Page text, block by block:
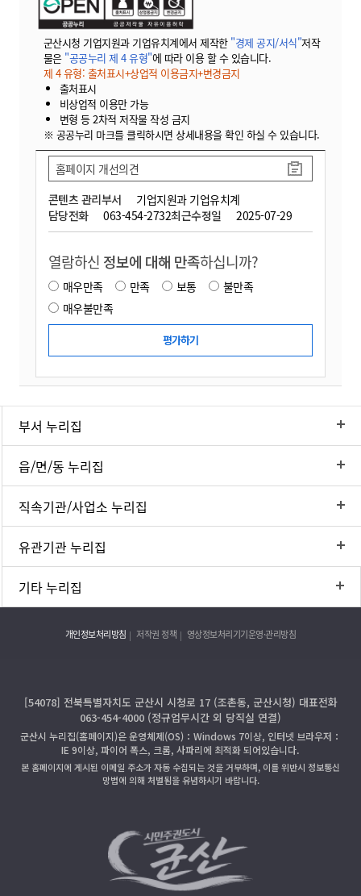
군산시청 기업지원과 기업유치계에서 제작한 "경제 공지/서식"저작
물은 "공공누리 제 4 유형"에 따라 이용 할 수 있습니다.
제 4 유형: 출처표시+상업적 이용금지+변경금지
출처표시
비상업적 이용만 가능
변형 등 2차적 저작물 작성 금지
※ 공공누리 마크를 클릭하시면 상세내용을 확인 하실 수 있습니다.
콘텐츠 관리부서
기업지원과 기업유치계
담당전화
063-454-2732최근수정일 2025-07-29
홈페이지 개선의견
열람하신 정보에 대해 만족하십니까?
매우만족 만족 보통
불만족
매우불만족
부서 누리집
읍/면/동 누리집
직속기관/사업소 누리집
유관기관 누리집
기타 누리집
개인정보처리방침 저작권 정책 영상정보처리기기운영·관리방침
[54078] 전북특별자치도 군산시 시청로 17 (조촌동, 군산시청) 대표전화
063-454-4000 (정규업무시간 외 당직실 연결)
군산시 누리집(홈페이지)은 운영체제(OS)：Windows 7이상, 인터넷 브라우저：
IE 9이상, 파이어 폭스, 크롬, 사파리에 최적화 되어있습니다.
본 홈페이지에 게시된 이메일 주소가 자동 수집되는 것을 거부하며, 이를 위반시 정보통신
망법에 의해 처벌됨을 유념하시기 바랍니다.